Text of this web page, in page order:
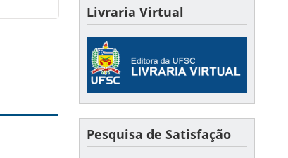
Livraria Virtual
Pesquisa de Satisfação